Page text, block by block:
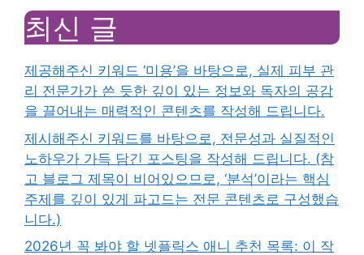
최신 글
제공해주신 키워드 ‘미용’을 바탕으로, 실제 피부 관
리 전문가가 쓴 듯한 깊이 있는 정보와 독자의 공감
을 끌어내는 매력적인 콘텐츠를 작성해 드립니다.
제시해주신 키워드를 바탕으로, 전문성과 실질적인
노하우가 가득 담긴 포스팅을 작성해 드립니다. (참
고 블로그 제목이 비어있으므로, ‘분석’이라는 핵심
주제를 깊이 있게 파고드는 전문 콘텐츠로 구성했습
니다.)
2026년 꼭 봐야 할 넷플릭스 애니 추천 목록: 이 작